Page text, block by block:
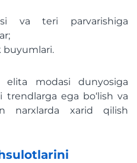
va teri parvarishiga
buyumlari.
elita modasi dunyosiga
trendlarga ega bo‘lish va
narxlarda xarid qilish